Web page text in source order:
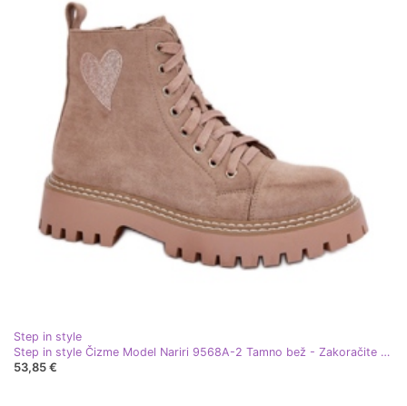
Step in style
Step in style Čizme Model Nariri 9568A-2 Tamno bež - Zakoračite sa stilom
53,85 €